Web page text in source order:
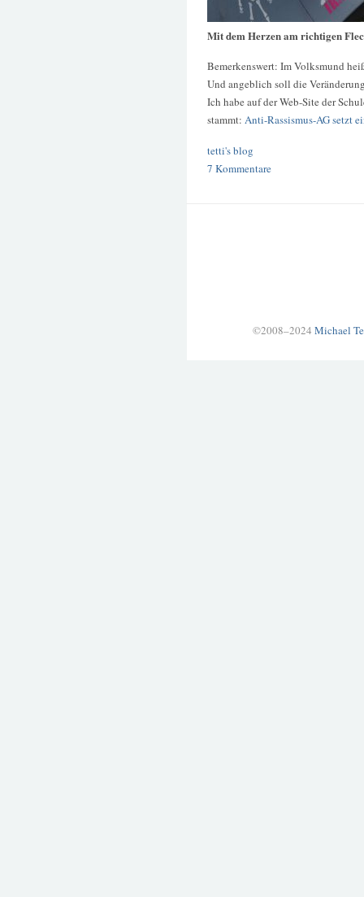
Mit dem Herzen am richtigen
Bemerkenswert: Im Volksmund
Und angeblich soll die
Ich habe auf der Web-Site der
stammt: Anti-Rassismus-AG setzt
tetti's blog
7 Kommentare
©2008–2024 Michael